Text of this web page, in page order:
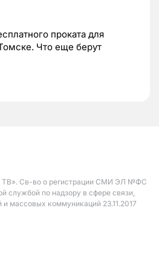
проката для
Что еще берут
ТВ». Св-во о регистрации СМИ ЭЛ №ФС
службой по надзору в сфере связи,
массовых коммуникаций 23.11.2017